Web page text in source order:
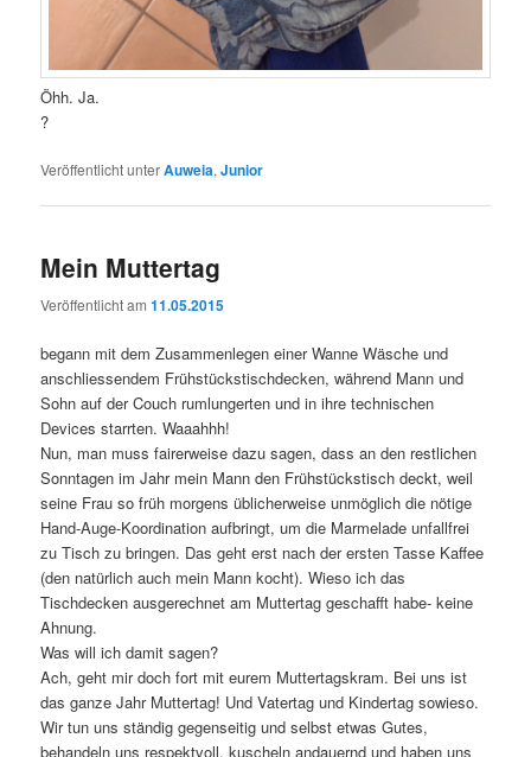
Öhh. Ja.
?
Veröffentlicht unterAuweia,Junior
Mein Muttertag
Veröffentlicht am11.05.2015
begann mit dem Zusammenlegen einer Wanne Wäsche und
anschliessendem Frühstückstischdecken, während Mann und
Sohn auf der Couch rumlungerten und in ihre technischen
Devices starrten. Waaahhh!
Nun, man muss fairerweise dazu sagen, dass an den restlichen
Sonntagen im Jahr mein Mann den Frühstückstisch deckt, weil
seine Frau so früh morgens üblicherweise unmöglich die nötige
Hand-Auge-Koordination aufbringt, um die Marmelade unfallfrei
zu Tisch zu bringen. Das geht erst nach der ersten Tasse Kaffee
(den natürlich auch mein Mann kocht). Wieso ich das
Tischdecken ausgerechnet am Muttertag geschafft habe- keine
Ahnung.
Was will ich damit sagen?
Ach, geht mir doch fort mit eurem Muttertagskram. Bei uns ist
das ganze Jahr Muttertag! Und Vatertag und Kindertag sowieso.
Wir tun uns ständig gegenseitig und selbst etwas Gutes,
behandeln uns respektvoll, kuscheln andauernd und haben uns